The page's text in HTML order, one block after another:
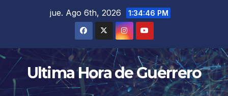
jue. Ago 6th, 2026 1:34:47 PM
Ultima Hora de Guerrero